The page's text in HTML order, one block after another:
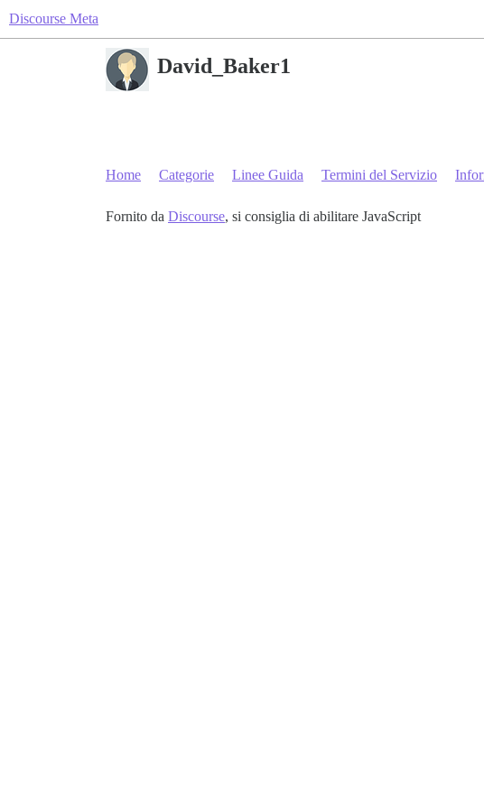
Discourse Meta
David_Baker1
Home Categorie Linee Guida Termini del Servizio
Fornito da Discourse, si consiglia di abilitare JavaScript